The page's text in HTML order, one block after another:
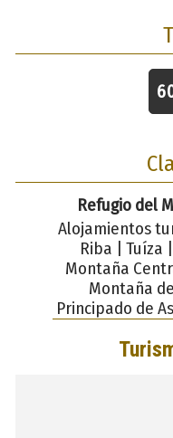
Refugio del
Alojamientos
Riba | Tuíza
Montaña
Montaña
Principado de